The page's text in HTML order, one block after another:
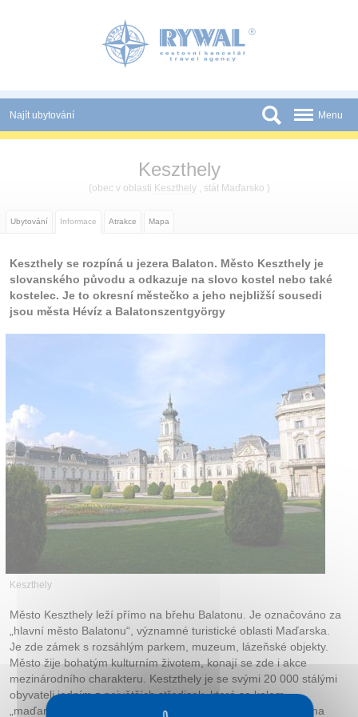
Najít ubytování
Státy
Partneři
Tištěné katalogy
Menu
Keszthely
(obec v oblasti Keszthely, stát Maďarsko )
Ubytování Informace Atrakce Mapa
Keszthely se rozpíná u jezera Balaton. Město Keszthely je
slovanského původu a odkazuje na slovo kostel nebo také
kostelec. Je to okresní městečko a jeho nejbližší sousedi
jsou města Hévíz a Balatonszentgyörgy
Keszthely
Město Keszthely leží přímo na břehu Balatonu. Je označováno za
„hlavní město Balatonu“, významné turistické oblasti Maďarska.
Je zde zámek s rozsáhlým parkem, muzeum, lázeňské objekty.
Město žije bohatým kulturním životem, konají se zde i akce
mezinárodního charakteru. Kestzthely je se svými 20 000 stálými
obyvateli jedním z největších středisek, které se kolem
„maďarského moře“ rozkládají. Je také jedním z mála měst na